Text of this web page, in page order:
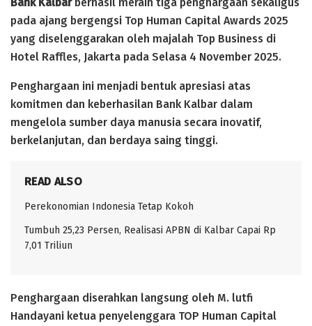
pada ajang bergengsi Top Human Capital Awards 2025
yang diselenggarakan oleh majalah Top Business di
Hotel Raffles, Jakarta pada Selasa 4 November 2025.
Penghargaan ini menjadi bentuk apresiasi atas
komitmen dan keberhasilan Bank Kalbar dalam
mengelola sumber daya manusia secara inovatif,
berkelanjutan, dan berdaya saing tinggi.
READ ALSO
Perekonomian Indonesia Tetap Kokoh
Tumbuh 25,23 Persen, Realisasi APBN di Kalbar Capai Rp
7,01 Triliun
Penghargaan diserahkan langsung oleh M. lutfi
Handayani ketua penyelenggara TOP Human Capital